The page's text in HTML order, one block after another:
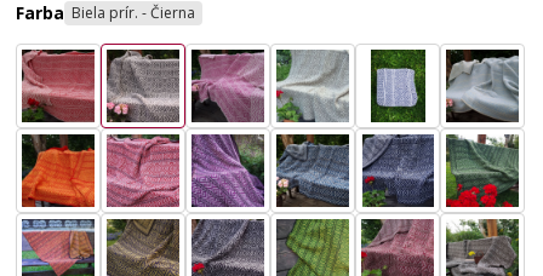
Farba Biela prír. - Čierna